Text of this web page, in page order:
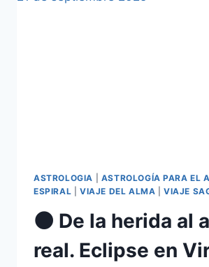
ASTROLOGIA ASTROLOGÍA PARA EL
ESPIRAL
VIAJE DEL ALMA |VIAJE
🌑 De la herida al
real. Eclipse en